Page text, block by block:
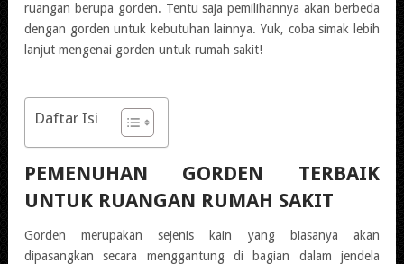
ruangan berupa gorden. Tentu saja pemilihannya akan berbeda
dengan gorden untuk kebutuhan lainnya. Yuk, coba simak lebih
lanjut mengenai gorden untuk rumah sakit!
Daftar Isi
PEMENUHAN GORDEN TERBAIK
UNTUK RUANGAN RUMAH SAKIT
Gorden merupakan sejenis kain yang biasanya akan
dipasangkan secara menggantung di bagian dalam jendela